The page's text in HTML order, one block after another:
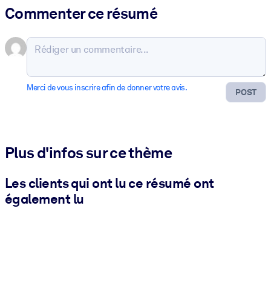
Commenter ce résumé
POST
Merci de vous inscrire afin de donner votre avis.
Plus d'infos sur ce thème
Les clients qui ont lu ce résumé ont
également lu